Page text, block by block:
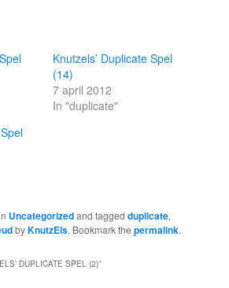
Knutzels’ Duplicate Spel
(14)
7 april 2012
In "duplicate"
Uncategorizedand taggedduplicate,
byKnutzEls. Bookmark thepermalink.
DUPLICATE SPEL (2)”